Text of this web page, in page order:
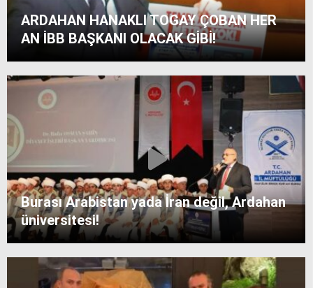
ARDAHAN HANAKLI TOGAY ÇOBAN HER
AN İBB BAŞKANI OLACAK GİBİ!
Burası Arabistan yada İran değil, Ardahan
üniversitesi!